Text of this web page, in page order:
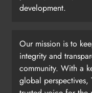
development.
Our mission is to
integrity and
community. With a
global perspectives,